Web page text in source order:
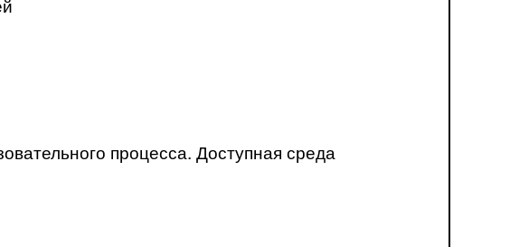
процесса. Доступная среда